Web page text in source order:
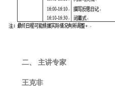
二、 主讲专家
王克非